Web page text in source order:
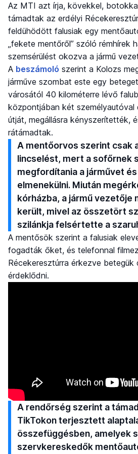
Az MTI azt írja, kövekkel,
támadtak az erdélyi
feldühödött falusiak egy
„fekete mentőről” szóló rémhírek
szemsérülést okozva a jármű
A beszámoló szerint a Kolozs
járműve szombat este egy
városától 40 kilométerre lévő
központjában két személyautóval
útját, megállásra kényszerítették,
rátámadtak.
A mentőorvos szerint csak
lincselést, mert a sofőrnek
megfordítania a járművet
elmenekülni. Miután
kórházba, a jármű vezetője
került, mivel az összetört
szilánkja felsértette a
A mentősök szerint a falusiak
fogadták őket, és telefonnal
Récekeresztúrra érkezve
érdeklődni.
A rendőrség szerint a
TikTokon terjesztett
összefüggésben, amelyek
szervkereskedők